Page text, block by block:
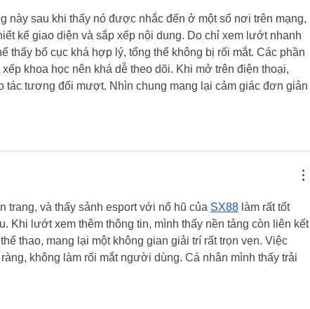
này sau khi thấy nó được nhắc đến ở một số nơi trên mạng,
kế giao diện và sắp xếp nội dung. Do chỉ xem lướt nhanh
thấy bố cục khá hợp lý, tổng thể không bị rối mắt. Các phần
khoa học nên khá dễ theo dõi. Khi mở trên điện thoại,
tác tương đối mượt. Nhìn chung mang lại cảm giác đơn giản
trang, và thấy sảnh esport với nổ hũ của SX88 làm rất tốt
Khi lướt xem thêm thông tin, mình thấy nền tảng còn liên kết
thao, mang lại một không gian giải trí rất trọn vẹn. Việc
không làm rối mắt người dùng. Cá nhân mình thấy trải